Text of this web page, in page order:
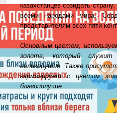
казахстанцев созидать
всеми народами мира.
представителям всех пяти
Основным цветом,
золота, который служит
великодушия. Также
гармонирует с цветом
благополучие.